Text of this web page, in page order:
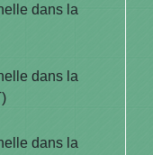
dans la
dans la
dans la